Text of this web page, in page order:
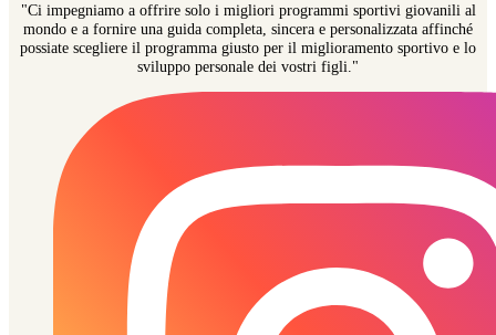
"Ci impegniamo a offrire solo i migliori programmi sportivi giovanili al
mondo e a fornire una guida completa, sincera e personalizzata affinché
possiate scegliere il programma giusto per il miglioramento sportivo e lo
sviluppo personale dei vostri figli."